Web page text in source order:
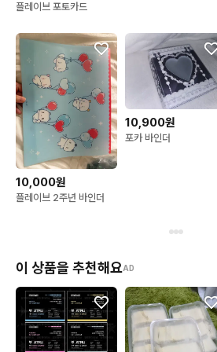
플레이브 포토카드
10,000원
플레이브 2주년 바인더
10,900원
포카 바인더
이 상품을 추천해요AD